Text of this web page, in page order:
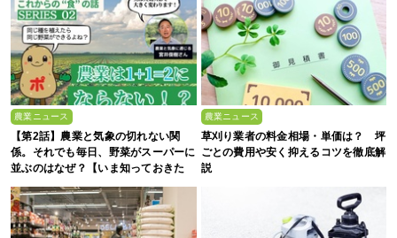
農業ニュース
【第2話】農業と気象の切れない関
係。それでも毎日、野菜がスーパーに
並ぶのはなぜ？【いま知っておきた
い、これからの”食”の話】
農業ニュース
草刈り業者の料金相場・単価は？ 坪
ごとの費用や安く抑えるコツを徹底解
説